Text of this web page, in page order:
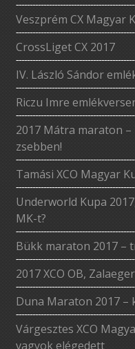
Veszprém CX Magyar
CrossLiget CX 2017
IV. László Sándor
Riczu Imre
2017 Mátra maraton
zsebben!
Tamási XCO Magyar
Underworld Kupa
MK-t?
Bükk maraton 2017 –
2017 XCO OB,
Duna Maraton 2017 –
Várgesztes XCO
vagyok elégedett